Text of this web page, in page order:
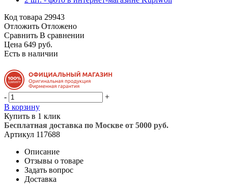
Код товара 29943
Отложить Отложено
Сравнить В сравнении
Цена 649 руб.
Есть в наличии
-
+
В корзину
Купить в 1 клик
Бесплатная доставка по Москве от 5000 руб.
Артикул 117688
Описание
Отзывы о товаре
Задать вопрос
Доставка